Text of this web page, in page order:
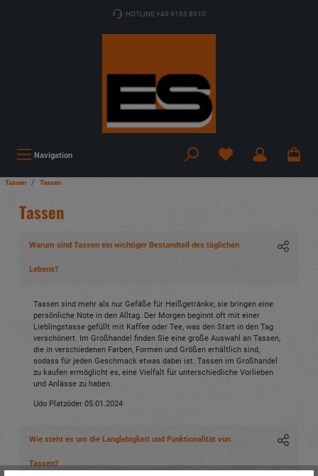
HOTLINE +49 9163 8910
Navigation
Tassen Tassen
Tassen
Warum sind Tassen ein wichtiger Bestandteil des täglichen
Lebens?
Tassen sind mehr als nur Gefäße für Heißgetränke; sie bringen eine
persönliche Note in den Alltag. Der Morgen beginnt oft mit einer
Lieblingstasse gefüllt mit Kaffee oder Tee, was den Start in den Tag
verschönert. Im Großhandel finden Sie eine große Auswahl an Tassen,
die in verschiedenen Farben, Formen und Größen erhältlich sind,
sodass für jeden Geschmack etwas dabei ist. Tassen im Großhandel
zu kaufen ermöglicht es, eine Vielfalt für unterschiedliche Vorlieben
und Anlässe zu haben.
Udo Platzöder 05.01.2024
Wie steht es um die Langlebigkeit und Funktionalität von
Tassen?